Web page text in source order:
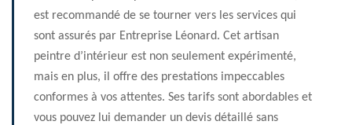
est recommandé de se tourner vers les services qui
sont assurés par Entreprise Léonard. Cet artisan
peintre d’intérieur est non seulement expérimenté,
mais en plus, il offre des prestations impeccables
conformes à vos attentes. Ses tarifs sont abordables et
vous pouvez lui demander un devis détaillé sans